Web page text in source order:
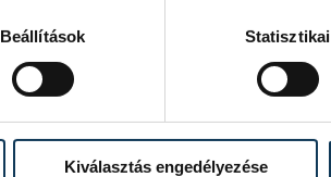
Beállítások Statisztikai
Kiválasztás engedélyezése